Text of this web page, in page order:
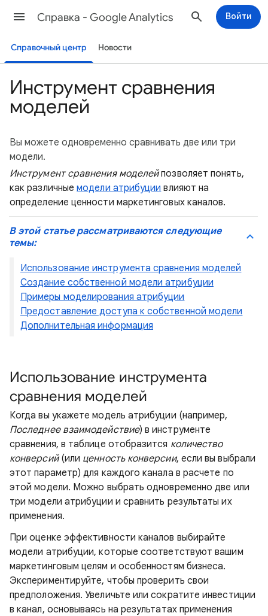
Cправка - Google Analytics Войти
Справочный центр Новости
Инструмент сравнения
моделей
Вы можете одновременно сравнивать две или три
модели.
Инструмент сравнения моделейпозволяет понять,
как различныемодели атрибуции влияют на
определение ценности маркетинговых каналов.
В этой статье рассматриваются следующие
темы:
Использование инструмента сравнения моделей
Создание собственной модели атрибуции
Примеры моделирования атрибуции
Предоставление доступа к собственной модели
Дополнительная информация
Использование инструмента
сравнения моделей
Когда вы укажете модель атрибуции (например,
Последнее взаимодействие) в инструменте
сравнения, в таблице отобразится количество
конверсий(или ценность конверсии, если вы выбрали
этот параметр) для каждого канала в расчете по
этой модели. Можно выбрать одновременно две или
три модели атрибуции и сравнить результаты их
применения.
При оценке эффективности каналов выбирайте
модели атрибуции, которые соответствуют вашим
маркетинговым целям и особенностям бизнеса.
Экспериментируйте, чтобы проверить свои
предположения. Увеличьте или сократите инвестиции
в канал, основываясь на результатах применения